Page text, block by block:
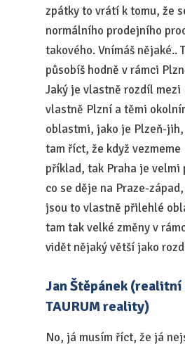
zpátky to vrátí k tomu, že
normálního prodejního
takového. Vnímáš nějaké..
působíš hodně v rámci
Jaký je vlastně rozdíl mezi
vlastně Plzní a těmi
oblastmi, jako je Plzeň-jih,
tam říct, že když vezmeme
příklad, tak Praha je velmi
co se děje na Praze-
jsou to vlastně přilehlé
tam tak velké změny v
vidět nějaký větší jako
Jan Štěpánek (realitní
TAURUM reality)
No, já musím říct, že já